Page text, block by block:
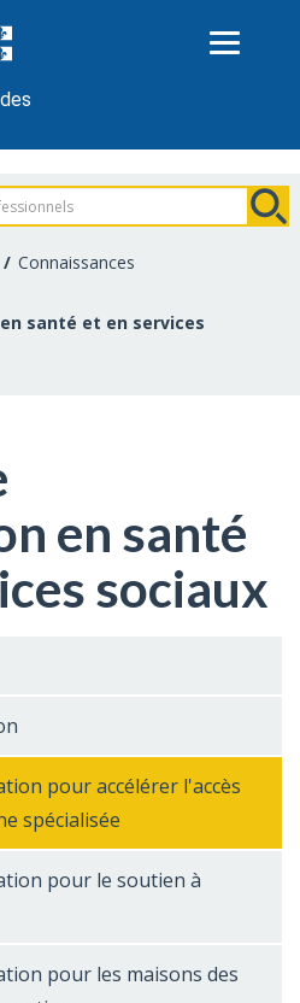
Connaissances
santé et en services
en santé
sociaux
pour accélérer l'accès
spécialisée
pour le soutien à
pour les maisons des